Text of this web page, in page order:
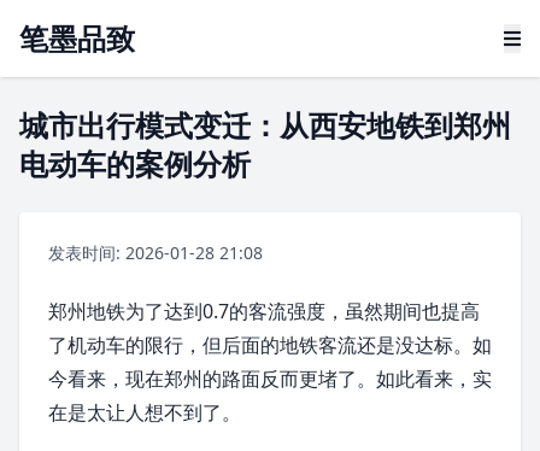
笔墨品致
城市出行模式变迁：从西安地铁到郑州
电动车的案例分析
发表时间: 2026-01-28 21:08
郑州地铁为了达到0.7的客流强度，虽然期间也提高
了机动车的限行，但后面的地铁客流还是没达标。如
今看来，现在郑州的路面反而更堵了。如此看来，实
在是太让人想不到了。